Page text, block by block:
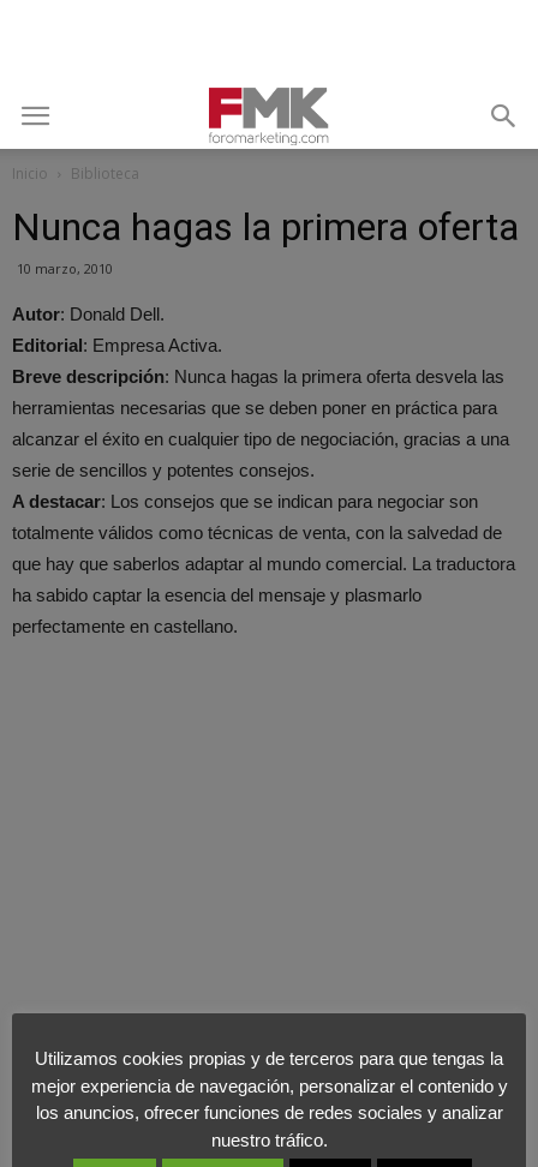
Inicio Biblioteca
Nunca hagas la primera oferta
10 marzo, 2010
Autor: Donald Dell.
Editorial: Empresa Activa.
Breve descripción: Nunca hagas la primera oferta desvela las
herramientas necesarias que se deben poner en práctica para
alcanzar el éxito en cualquier tipo de negociación, gracias a una
serie de sencillos y potentes consejos.
A destacar: Los consejos que se indican para negociar son
totalmente válidos como técnicas de venta, con la salvedad de
que hay que saberlos adaptar al mundo comercial. La traductora
ha sabido captar la esencia del mensaje y plasmarlo
perfectamente en castellano.
Cuando la marca se vive desde dentro: el valor
estratégico del marketing interno
Utilizamos cookies propias y de terceros para que tengas la
mejor experiencia de navegación, personalizar el contenido y
los anuncios, ofrecer funciones de redes sociales y analizar
nuestro tráfico.